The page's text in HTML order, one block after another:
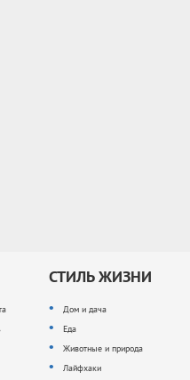
СТИЛЬ ЖИЗНИ
Дом и дача
Еда
Животные и природа
Лайфхаки